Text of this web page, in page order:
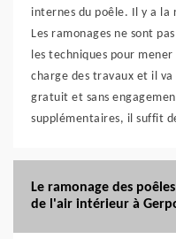
internes du poêle. Il y a
Les ramonages ne sont
les techniques pour mener
charge des travaux et il
gratuit et sans
supplémentaires, il suffit
Le ramonage des
de l'air intérieur à